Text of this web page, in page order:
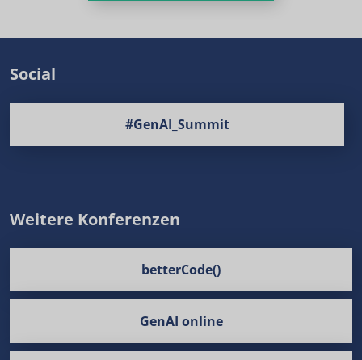
Social
#GenAI_Summit
Weitere Konferenzen
betterCode()
GenAI online